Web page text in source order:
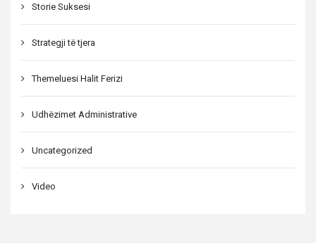
Storie Suksesi
Strategji të tjera
Themeluesi Halit Ferizi
Udhëzimet Administrative
Uncategorized
Video